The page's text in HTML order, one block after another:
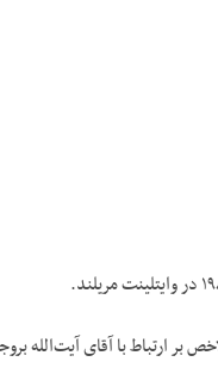
بر ارتباط با آقای آیت‌الله